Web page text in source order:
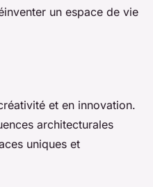
un espace de vie
et en innovation.
architecturales
uniques et